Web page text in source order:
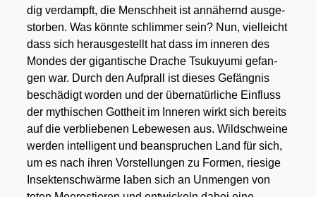
dig ver­dampft, die Mensch­heit ist annä­hernd aus­ge­
stor­ben. Was könn­te schlim­mer sein? Nun, viel­leicht
dass sich her­aus­ge­stellt hat dass im inne­ren des
Mon­des der gigan­ti­sche Dra­che Tsu­kuy­u­mi gefan­
gen war. Durch den Auf­prall ist die­ses Gefäng­nis
beschä­digt wor­den und der über­na­tür­li­che Ein­fluss
der mythi­schen Gott­heit im Inne­ren wirkt sich bereits
auf die ver­blie­be­nen Lebe­we­sen aus. Wild­schwei­ne
wer­den intel­li­gent und bean­spru­chen Land für sich,
um es nach ihren Vor­stel­lun­gen zu For­men, rie­si­ge
Insek­ten­schwär­me laben sich an Unmen­gen von